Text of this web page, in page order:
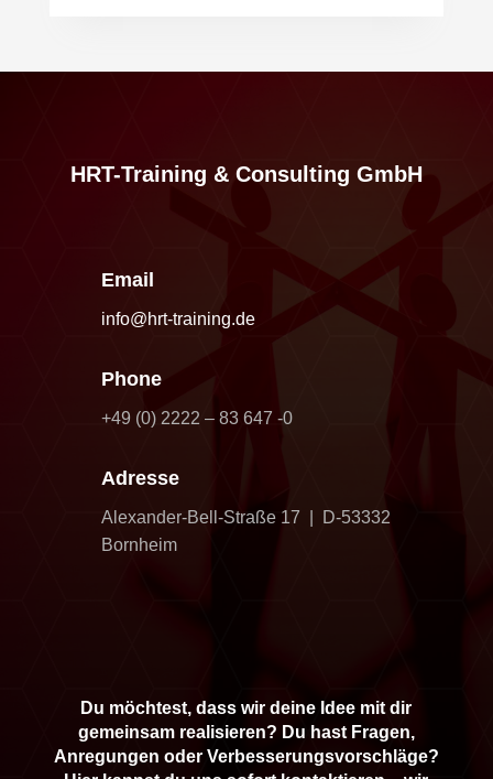
HRT-Training & Consulting GmbH
Email
info@hrt-training.de
Phone
+49 (0) 2222 – 83 647 -0
Adresse
Alexander-Bell-Straße 17 | D-53332
Bornheim
Du möchtest, dass wir deine Idee mit dir
gemeinsam realisieren? Du hast Fragen,
Anregungen oder Verbesserungsvorschläge?